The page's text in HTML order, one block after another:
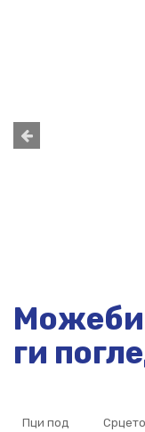
Можеби
ги
Пци под
Срцето